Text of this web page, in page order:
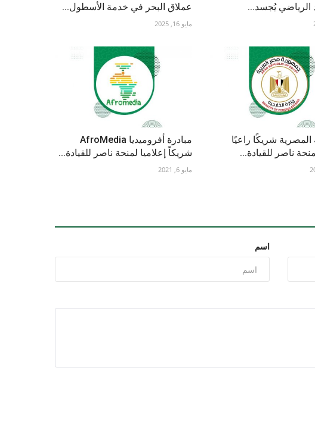
الرياضي يُجسد...
عملاق البحر في خدمة الأسطول...
مايو 16, 2025
المصرية شريكًا راعيًا
ناصر للقيادة...
مبادرة أفروميديا AfroMedia
شريكاً إعلاميا لمنحة ناصر للقيادة...
مايو 6, 2021
اسم